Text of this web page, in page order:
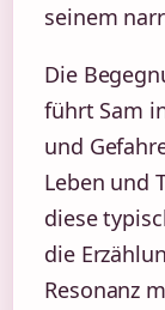
seinem
Die
führt Sam
und
Leben und
diese
die
Resonanz